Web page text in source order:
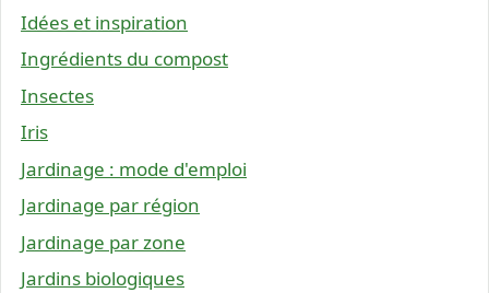
Idées et inspiration
Ingrédients du compost
Insectes
Iris
Jardinage : mode d'emploi
Jardinage par région
Jardinage par zone
Jardins biologiques